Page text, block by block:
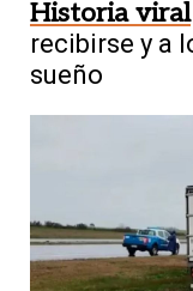
Historia viral
recibirse y a
sueño